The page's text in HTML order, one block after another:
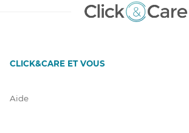
CLICK&CARE ET VOUS
Aide